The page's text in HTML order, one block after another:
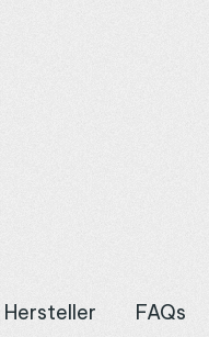
Hersteller FAQs